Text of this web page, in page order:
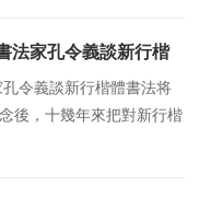
法家孔令義談新行楷
令義談新行楷體書法将
後，十幾年來把對新行楷
追求